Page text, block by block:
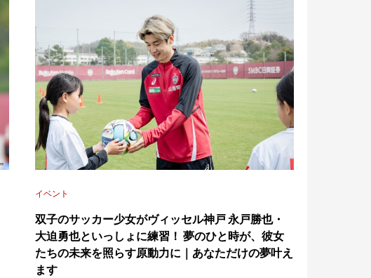
イベント
双子のサッカー少女がヴィッセル神戸 永戸勝也・
大迫勇也といっしょに練習！ 夢のひと時が、彼女
たちの未来を照らす原動力に｜あなただけの夢叶え
ます